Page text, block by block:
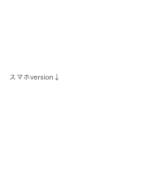
スマホversion↓